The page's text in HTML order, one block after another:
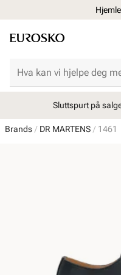
Sluttspurt på
Brands DR MARTENS 1461